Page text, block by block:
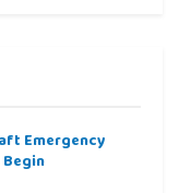
Emergency